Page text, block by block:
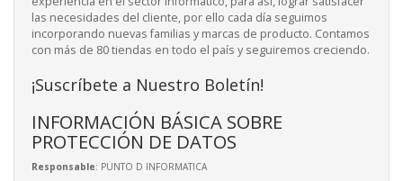
las necesidades del cliente, por ello cada día seguimos
incorporando nuevas familias y marcas de producto. Contamos
con más de 80 tiendas en todo el país y seguiremos creciendo.
¡Suscríbete a Nuestro Boletín!
INFORMACIÓN BÁSICA SOBRE
PROTECCIÓN DE DATOS
Responsable: PUNTO D INFORMATICA